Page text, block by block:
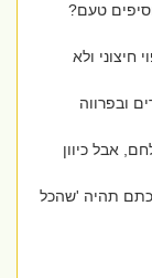
טעם?
ולא
כיוון
תהיה 'שהכל